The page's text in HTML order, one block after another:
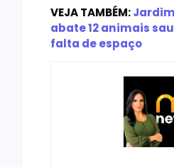
VEJA TAMBÉM:
abate 12 animais
falta de espaço